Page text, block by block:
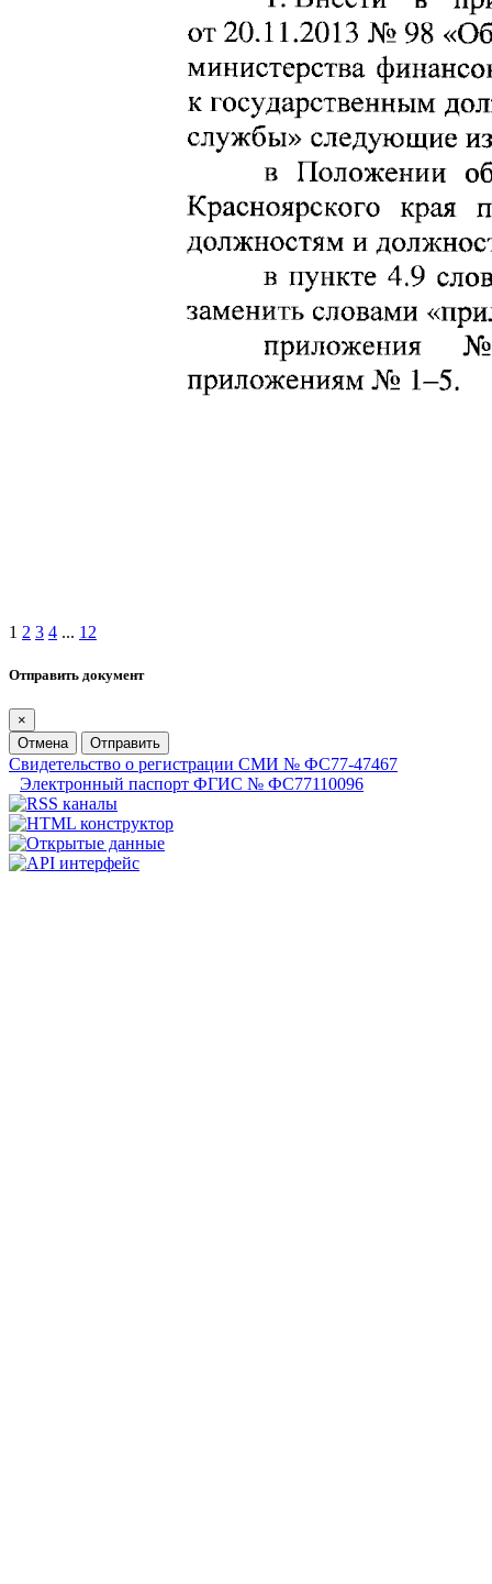
1 2 3 4 ... 12
Отправить документ
×
Отмена
Отправить
Свидетельство о регистрации СМИ № ФС77-47467
Электронный паспорт ФГИС № ФС77110096